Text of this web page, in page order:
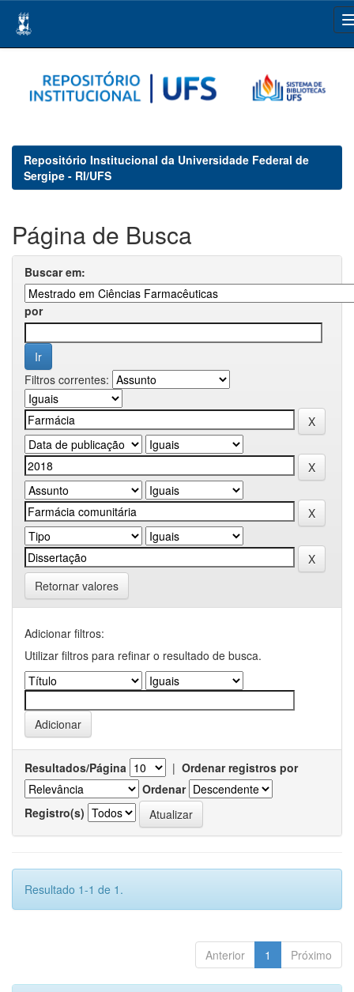
navigation
Repositório Institucional da Universidade Federal de
Sergipe - RI/UFS
Página de Busca
Buscar em:
por
Filtros correntes:
Retornar valores
Adicionar filtros:
Utilizar filtros para refinar o resultado de busca.
Resultados/Página | Ordenar registros por
Ordenar
Registro(s)
Resultado 1-1 de 1.
Anterior 1 Próximo